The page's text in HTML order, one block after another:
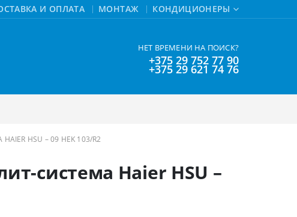
И ОПЛАТА МОНТАЖ КОНДИЦИОНЕРЫ
НЕТ ВРЕМЕНИ НА ПОИСК?
+375 29 752 77 90
+375 29 621 74 76
HSU – 09 HEK 103/R2
система Haier HSU –